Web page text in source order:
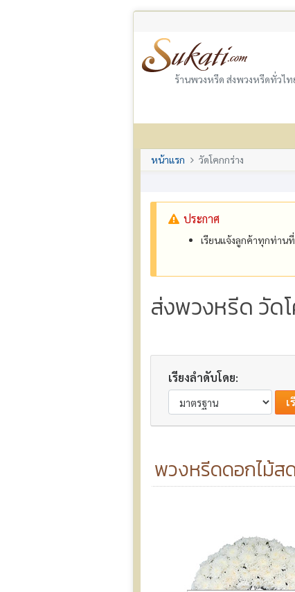
ร้านพวงหรีด ส่งพวงหรีดทั่วไท
หน้าแรก วัดโคกกร่าง
ประกาศ
เรียนแจ้งลูกค้าทุกท่าน
ส่งพวงหรีด วัด
เรียงลำดับโดย:
พวงหรีดดอกไม้ส